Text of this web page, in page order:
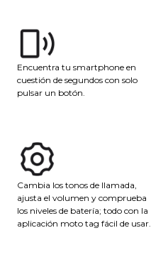
Encuentra tu smartphone en
cuestión de segundos con solo
pulsar un botón.
Cambia los tonos de llamada,
ajusta el volumen y comprueba
los niveles de batería; todo con la
aplicación moto tag fácil de usar.